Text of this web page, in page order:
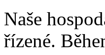
Naše
řízené.